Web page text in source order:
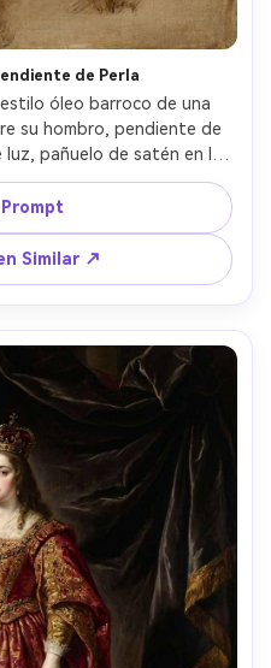
de Perla
óleo barroco de una
su hombro, pendiente de
pañuelo de satén en la
claroscuro dramático con
paleta cálida de
quietud elegante,
85mm, poca profundidad
--ar 4:5
Similar ↗